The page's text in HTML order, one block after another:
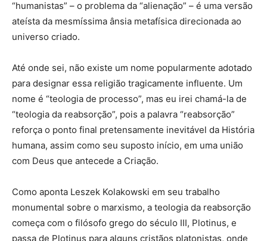
“humanistas” – o problema da “alienação” – é uma versão
ateísta da mesmíssima ânsia metafísica direcionada ao
universo criado.
Até onde sei, não existe um nome popularmente adotado
para designar essa religião tragicamente influente. Um
nome é “teologia de processo”, mas eu irei chamá-la de
“teologia da reabsorção”, pois a palavra “reabsorção”
reforça o ponto final pretensamente inevitável da História
humana, assim como seu suposto início, em uma união
com Deus que antecede a Criação.
Como aponta Leszek Kolakowski em seu trabalho
monumental sobre o marxismo, a teologia da reabsorção
começa com o filósofo grego do século III, Plotinus, e
passa de Plotinus para alguns cristãos platonistas, onde